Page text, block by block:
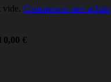
vide. Commencer mes achats
0,00 €